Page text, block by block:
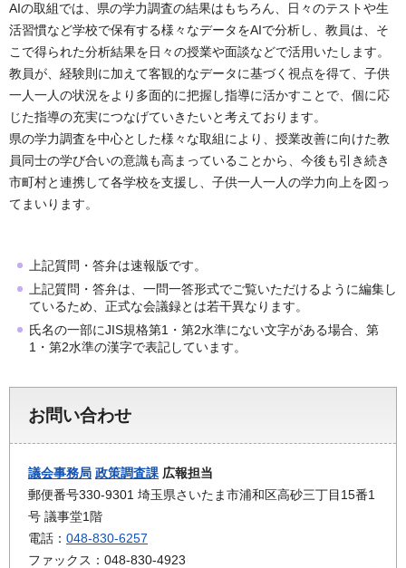
AIの取組では、県の学力調査の結果はもちろん、日々のテストや生
活習慣など学校で保有する様々なデータをAIで分析し、教員は、そ
こで得られた分析結果を日々の授業や面談などで活用いたします。
教員が、経験則に加えて客観的なデータに基づく視点を得て、子供
一人一人の状況をより多面的に把握し指導に活かすことで、個に応
じた指導の充実につなげていきたいと考えております。
県の学力調査を中心とした様々な取組により、授業改善に向けた教
員同士の学び合いの意識も高まっていることから、今後も引き続き
市町村と連携して各学校を支援し、子供一人一人の学力向上を図っ
てまいります。
上記質問・答弁は速報版です。
上記質問・答弁は、一問一答形式でご覧いただけるように編集し
ているため、正式な会議録とは若干異なります。
氏名の一部にJIS規格第1・第2水準にない文字がある場合、第
1・第2水準の漢字で表記しています。
お問い合わせ
議会事務局 政策調査課 広報担当
郵便番号330-9301 埼玉県さいたま市浦和区高砂三丁目15番1
号 議事堂1階
電話： 048-830-6257
ファックス：048-830-4923